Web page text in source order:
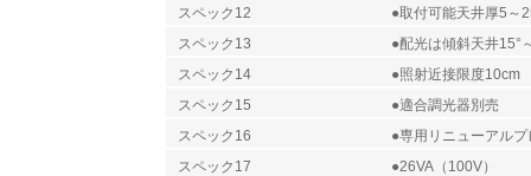
スペック12
●取付可能天井厚5～
スペック13
●配光は傾斜天井15°
スペック14
●照射近接限度10cm
スペック15
●適合調光器別売
スペック16
●専用リニューアル
スペック17
●26VA（100V）